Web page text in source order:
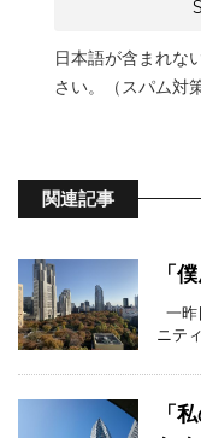
日本語が含まれな
さい。（スパム対策
関連記事
「
一昨
ニテ
「